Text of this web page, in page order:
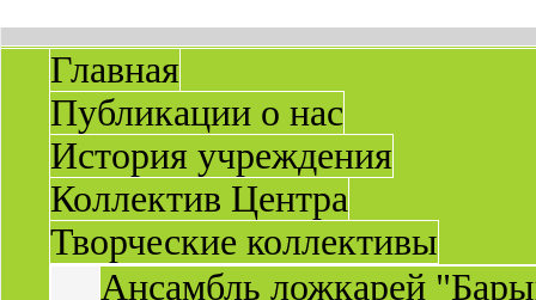
Главная
Публикации о нас
История учреждения
Коллектив Центра
Творческие коллективы
Ансамбль ложкарей